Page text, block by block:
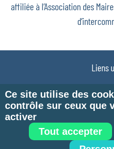
affiliée à l’Association des
Liens
Politique de
Ce site utilise des
contrôle sur ceux que
activer
Tout accepter